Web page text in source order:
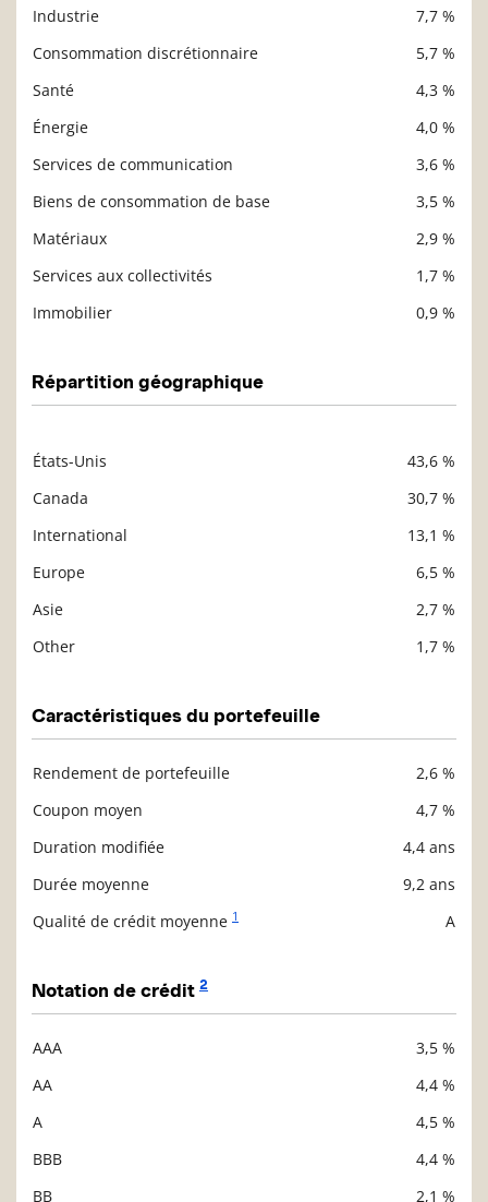
Industrie
7,7 %
Consommation discrétionnaire
5,7 %
Santé
4,3 %
Énergie
4,0 %
Services de communication
3,6 %
Biens de consommation de base
3,5 %
Matériaux
2,9 %
Services aux collectivités
1,7 %
Immobilier
0,9 %
Répartition géographique
États-Unis
43,6 %
Canada
30,7 %
International
13,1 %
Europe
6,5 %
Asie
2,7 %
Other
1,7 %
Caractéristiques du portefeuille
Rendement de portefeuille
2,6 %
Coupon moyen
4,7 %
Duration modifiée
4,4 ans
Durée moyenne
9,2 ans
Qualité de crédit moyenne 1 A
Notation de crédit 2
AAA
3,5 %
AA
4,4 %
A
4,5 %
BBB
4,4 %
BB
2,1 %